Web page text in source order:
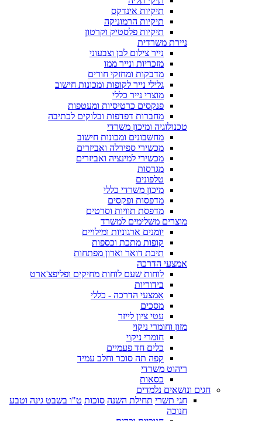
תיקיות אינדקס
תיקיות הרמוניקה
תיקיות פלסטיק וקרטון
ניירת משרדית
נייר צילום לבן וצבעוני
מזכריות ונייר ממו
מדבקות ומחזקי חורים
גלילי נייר לקופות ומכונות חישוב
מוצרי נייר כללי
פנקסים כרטיסיות ומעטפות
מחברות דפדפות ובלוקים לכתיבה
טכנולוגיה ומיכון משרדי
מחשבונים ומכונות חישוב
מכשירי ספירלה ואביזרים
מכשירי למינציה ואביזרים
מגרסות
טלפונים
מיכון משרדי כללי
מדפסות ופקסים
מדפסת תוויות וסרטים
מוצרים משלימים למשרד
יומנים ארגוניות ומילויים
קופות מתכת וכספות
תיבת דואר וארון מפתחות
אמצעי הדרכה
לוחות שעם לוחות מחיקים ופליפצ'ארט
בידוריות
אמצעי הדרכה - כללי
מסכים
עטי ציון לייזר
מזון וחומרי ניקוי
חומרי ניקוי
כלים חד פעמיים
קפה תה סוכר וחלב עמיד
ריהוט משרדי
כסאות
חגים ונושאים נלמדים
חגי תשרי תחילת השנה סוכות ט"ו בשבט גינה וטבע
חנוכה